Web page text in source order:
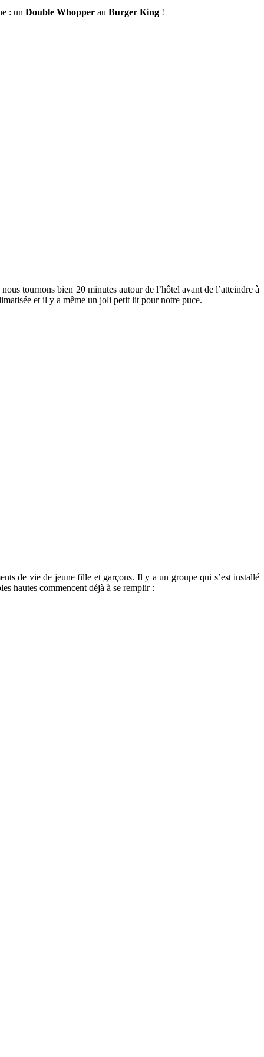
: un Double Whopper au Burger King !
tournons bien 20 minutes autour de l’hôtel avant de l’atteindre à
et il y a même un joli petit lit pour notre puce.
de vie de jeune fille et garçons. Il y a un groupe qui s’est installé
hautes commencent déjà à se remplir :